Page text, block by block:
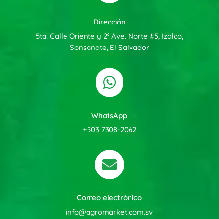
Dirección
5ta. Calle Oriente y 2ª Ave. Norte #5, Izalco,
Sonsonate, El Salvador

WhatsApp
+503 7308-2062

Correo electrónico
info@agromarket.com.sv